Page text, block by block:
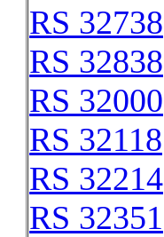
RS 32738
RS 32838
RS 32000
RS 32118
RS 32214
RS 32351